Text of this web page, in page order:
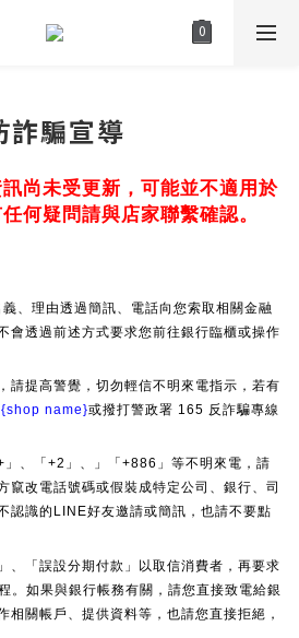
詐騙宣導
尚未受更新，可能並不適用於
何疑問請與店家聯繫確認。
、理由透過簡訊、電話向您索取相關金融
會透過前述方式要求您前往銀行臨櫃或操作
請提高警覺，切勿輕信不明來電指示，若有
{shop name}或撥打警政署 165 反詐騙專線
」、「+2」、」「+886」等不明來電，請
竄改電話號碼或假裝成特定公司、銀行、司
認識的LINE好友邀請或簡訊，也請不要點
、「誤設分期付款」以取信消費者，再要求
。如果與銀行帳務有關，請您直接致電給銀
相關帳戶、提供資料等，也請您直接拒絕，